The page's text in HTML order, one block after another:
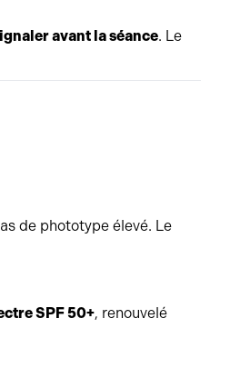
avant la séance. Le
de phototype élevé. Le
SPF 50+, renouvelé